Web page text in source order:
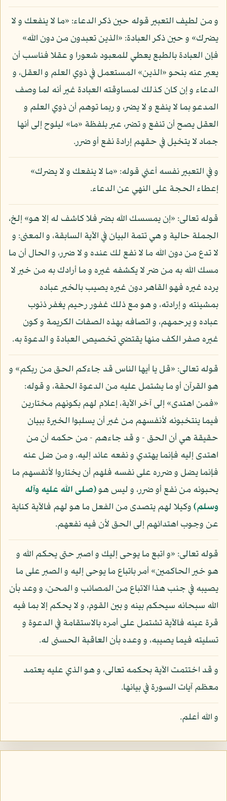
و من لطيف التعبير قوله حين ذكر الدعاء: «ما لا ينفعك و لا
يضرك» و حين ذكر العبادة: «الذين تعبدون من دون الله»
فإن العبادة بالطبع يعطي للمعبود شعورا و عقلا فناسب أن
يعبر عنه بنحو «الذين» المستعمل في ذوي العلم و العقل، و
الدعاء و إن كان كذلك لمساوقته العبادة غير أنه لما وصف
المدعو بما لا ينفع و لا يضر، و ربما توهم أن ذوي العلم و
العقل يصح أن تنفع و تضر، عبر بلفظة «ما» ليلوح إلى أنها
جماد لا يتخيل في حقهم إرادة نفع أو ضرر.
و في التعبير نفسه أعني قوله: «ما لا ينفعك و لا يضرك»
إعطاء الحجة على النهي عن الدعاء.
قوله تعالى: «إن يمسسك الله بضر فلا كاشف له إلا هو» إلخ،
الجملة حالية و هي تتمة البيان في الآية السابقة، و المعنى: و
لا تدع من دون الله ما لا نفع لك عنده و لا ضرر، و الحال أن ما
مسك الله به من ضر لا يكشفه غيره و ما أرادك به من خير لا
يرده غيره فهو القاهر دون غيره يصيب بالخير عباده
بمشيئته و إرادته، و هو مع ذلك غفور رحيم يغفر ذنوب
عباده و يرحمهم، و اتصافه بهذه الصفات الكريمة و كون
غيره صفر الكف منها يقتضي تخصيص العبادة و الدعوة به.
قوله تعالى: «قل يا أيها الناس قد جاءكم الحق من ربكم» و
هو القرآن أو ما يشتمل عليه من الدعوة الحقة، و قوله:
«فمن اهتدى» إلى آخر الآية، إعلام لهم بكونهم مختارين
فيما ينتخبونه لأنفسهم من غير أن يسلبوا الخيرة ببيان
حقيقة هي أن الحق - و قد جاءهم - من حكمه أن من
اهتدى إليه فإنما يهتدي و نفعه عائد إليه، و من ضل عنه
فإنما يضل و ضرره على نفسه فلهم أن يختاروا لأنفسهم ما
يحبونه من نفع أو ضرر، و ليس هو(صلى الله عليه وآله
وسلم)وكيلا لهم يتصدى من الفعل ما هو لهم فالآية كناية
عن وجوب اهتدائهم إلى الحق لأن فيه نفعهم.
قوله تعالى: «و اتبع ما يوحى إليك و اصبر حتى يحكم الله و
هو خير الحاكمين» أمر باتباع ما يوحى إليه و الصبر على ما
يصيبه في جنب هذا الاتباع من المصائب و المحن، و وعد بأن
الله سبحانه سيحكم بينه و بين القوم، و لا يحكم إلا بما فيه
قرة عينه فالآية تشتمل على أمره بالاستقامة في الدعوة و
تسليته فيما يصيبه، و وعده بأن العاقبة الحسنى له.
و قد اختتمت الآية بحكمه تعالى، و هو الذي عليه يعتمد
معظم آيات السورة في بيانها.
و الله أعلم.